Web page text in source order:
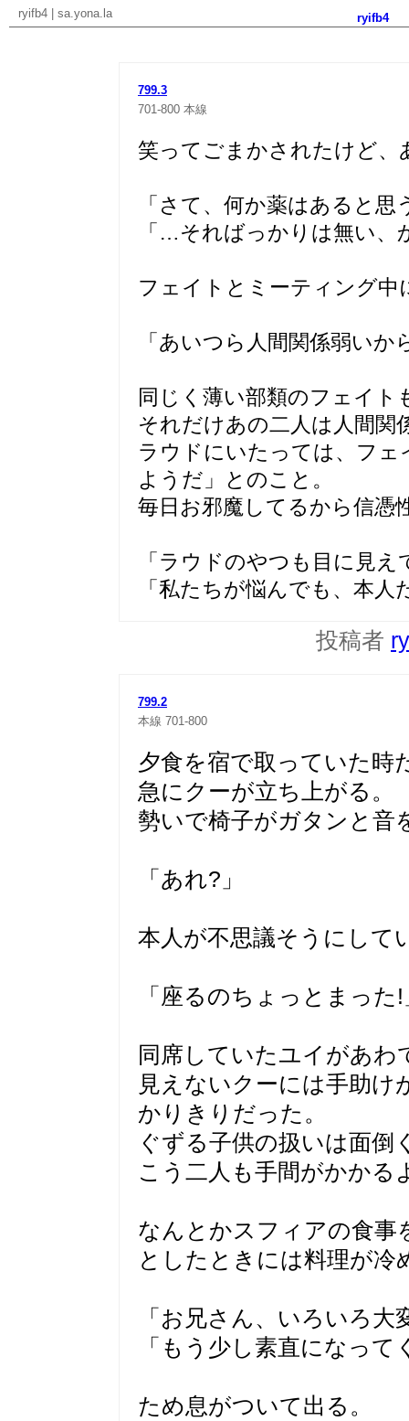
ryifb4 sa.yona.la ryifb4
799.3
701-800 本線
笑ってごまかされたけど、
「さて、何か薬はあると思
「…そればっかりは無い、
フェイトとミーティング中
「あいつら人間関係弱い
同じく薄い部類のフェイト
それだけあの二人は人間関
ラウドにいたっては、フ
ようだ」とのこと。
毎日お邪魔してるから信憑
「ラウドのやつも目に見
「私たちが悩んでも、本
投稿者
799.2
本線 701-800
夕食を宿で取っていた時
急にクーが立ち上がる。
勢いで椅子がガタンと音
「あれ?」
本人が不思議そうにして
「座るのちょっとまった!
同席していたユイがあわ
見えないクーには手助け
かりきりだった。
ぐずる子供の扱いは面倒
こう二人も手間がかかる
なんとかスフィアの食事
としたときには料理が冷
「お兄さん、いろいろ大
「もう少し素直になっ
ため息がついて出る。